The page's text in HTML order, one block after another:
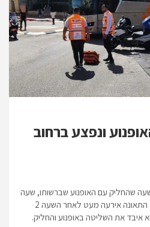
האופנוע ונפצע ברחוב
שעה שהחליק עם האופנוע שברשותו, שעה
שנסע ברחוב יהודה הנשיא בעיר. התאונה אירעה מעט לאחר השעה 2
איבד את השליטה באופנוע והחליק.